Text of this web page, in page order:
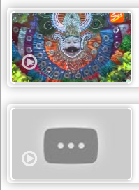
dadi
bhajans
बावा
लाल
दयाल
भजन
bawa
शनि
देव
भजन